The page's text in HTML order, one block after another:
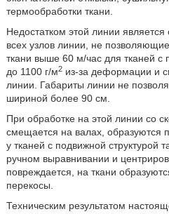
термообработки ткани.
Недостатком этой линии
всех узлов линии, не
ткани выше 60 м/час для тканей с
до 1100 г/м2из-за деформации и
линии. Габариты линии не
шириной более 90 см.
При обработке на этой линии со
смещается на валах, образуются
у тканей с подвижной структурой
ручном выравнивании и
повреждается, на ткани
перекосы.
Техническим результатом